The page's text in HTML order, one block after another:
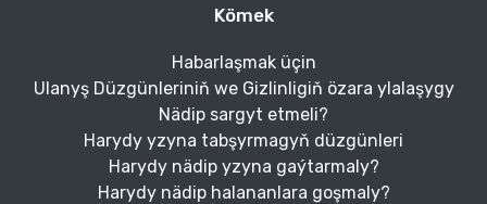
Kömek
Habarlaşmak üçin
Ulanyş Düzgünleriniň we Gizlinligiň özara ylalaşygy
Nädip sargyt etmeli?
Harydy yzyna tabşyrmagyň düzgünleri
Harydy nädip yzyna gaýtarmaly?
Harydy nädip halananlara goşmaly?